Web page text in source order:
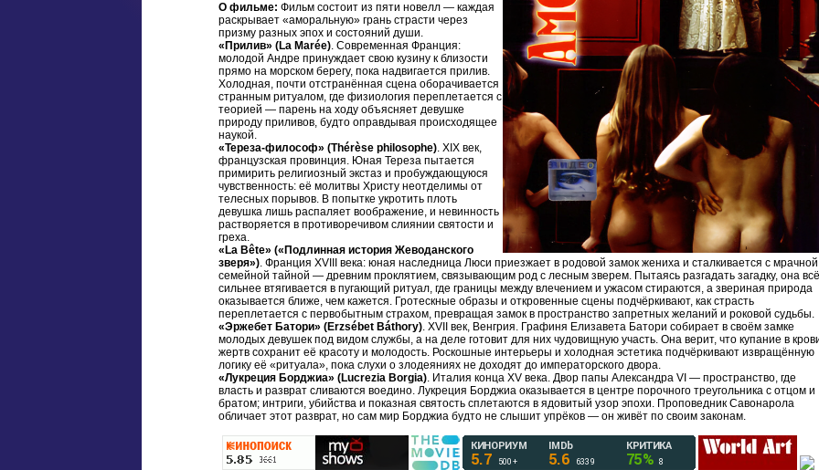
О фильме: Фильм состоит из пяти новелл — каждая
раскрывает «аморальную» грань страсти через
призму разных эпох и состояний души.
«Прилив» (La Marée). Современная Франция:
молодой Андре принуждает свою кузину к близости
прямо на морском берегу, пока надвигается прилив.
Холодная, почти отстранённая сцена оборачивается
странным ритуалом, где физиология переплетается с
теорией — парень на ходу объясняет девушке
природу приливов, будто оправдывая происходящее
наукой.
«Тереза-философ» (Thérèse philosophe). XIX век,
французская провинция. Юная Тереза пытается
примирить религиозный экстаз и пробуждающуюся
чувственность: её молитвы Христу неотделимы от
телесных порывов. В попытке укротить плоть
девушка лишь распаляет воображение, и невинность
растворяется в противоречивом слиянии святости и
греха.
«La Bête» («Подлинная история Жеводанского
зверя»). Франция XVIII века: юная наследница Люси приезжает в родовой замок жениха и сталкивается с мрачной
семейной тайной — древним проклятием, связывающим род с лесным зверем. Пытаясь разгадать загадку, она всё
сильнее втягивается в пугающий ритуал, где границы между влечением и ужасом стираются, а звериная природа
оказывается ближе, чем кажется. Гротескные образы и откровенные сцены подчёркивают, как страсть
переплетается с первобытным страхом, превращая замок в пространство запретных желаний и роковой судьбы.
«Эржебет Батори» (Erzsébet Báthory). XVII век, Венгрия. Графиня Елизавета Батори собирает в своём замке
молодых девушек под видом службы, а на деле готовит для них чудовищную участь. Она верит, что купание в
жертв сохранит её красоту и молодость. Роскошные интерьеры и холодная эстетика подчёркивают извращённую
логику её «ритуала», пока слухи о злодеяниях не доходят до императорского двора.
«Лукреция Борджиа» (Lucrezia Borgia). Италия конца XV века. Двор папы Александра VI — пространство, где
власть и разврат сливаются воедино. Лукреция Борджиа оказывается в центре порочного треугольника с отцом и
братом; интриги, убийства и показная святость сплетаются в ядовитый узор эпохи. Проповедник Савонарола
обличает этот разврат, но сам мир Борджиа будто не слышит упрёков — он живёт по своим законам.